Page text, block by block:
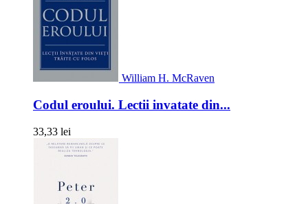
William H. McRaven
Codul eroului. Lectii invatate din...
33,33 lei